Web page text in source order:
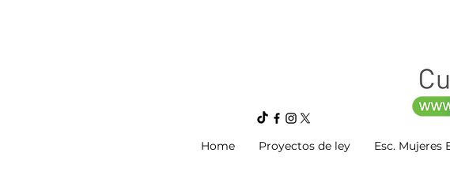
Home Proyectos de ley Esc. Mujeres